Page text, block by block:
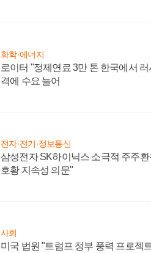
화학·에너지
로이터 "정제연료 3만 톤 한국에서
격에 수요 늘어
전자·전기·정보통신
삼성전자 SK하이닉스 소극적 주주
호황 지속성 의문"
사회
미국 법원 "트럼프 정부 풍력 프로젝